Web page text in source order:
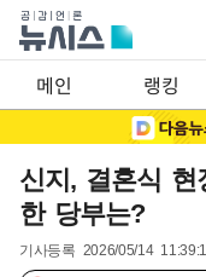
메인 랭킹
신지, 결혼식
한 당부는?
기사등록 2026/05/14